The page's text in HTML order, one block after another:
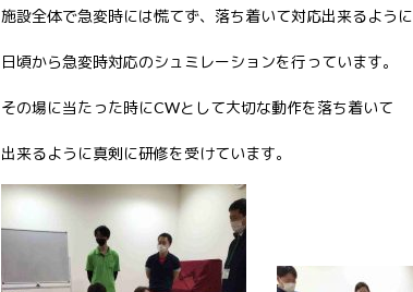
施設全体で急変時には慌てず、落ち着いて対応出来るように
日頃から急変時対応のシュミレーションを行っています。
その場に当たった時にCWとして大切な動作を落ち着いて
出来るように真剣に研修を受けています。